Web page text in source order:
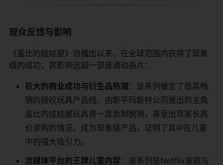
观众反馈与影响
《盖比的娃娃屋》自播出以来，在全球范围内获得了现象
级的成功，其影响远超一部普通动画片：
巨大的商业成功与衍生品热潮 ：该系列催生了极其畅
销的授权玩具产品线。由斯平玛斯特公司推出的主角
盖比的娃娃屋玩具曾一度卖到脱销，甚至出现家长高
价求购的情况，成为现象级产品，证明了其IP在儿童
中的强大吸引力。
流媒体平台的王牌儿童内容 ：该系列是Netflix家庭与